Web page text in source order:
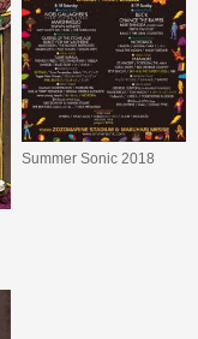
Summer Sonic 2018